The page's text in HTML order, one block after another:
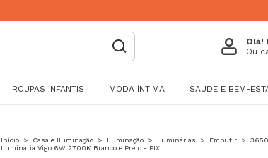
Olá!
Ou
ROUPAS INFANTIS MODA ÍNTIMA SAÚDE E BEM-
Início > Casa e Iluminação > Iluminação > Luminárias > Embutir >
Luminária Vigo 6W 2700K Branco e Preto - PIX